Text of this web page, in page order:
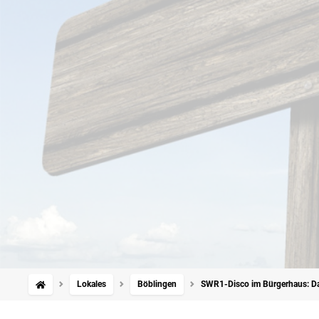
Lokales Böblingen SWR1-Disco im Bürgerhaus: